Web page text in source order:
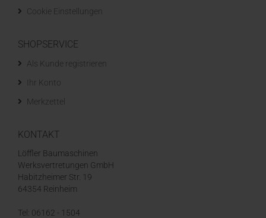
Cookie Einstellungen
SHOPSERVICE
Als Kunde registrieren
Ihr Konto
Merkzettel
KONTAKT
Löffler Baumaschinen
Werksvertretungen GmbH
Habitzheimer Str. 19
64354 Reinheim
Tel: 06162 - 1504